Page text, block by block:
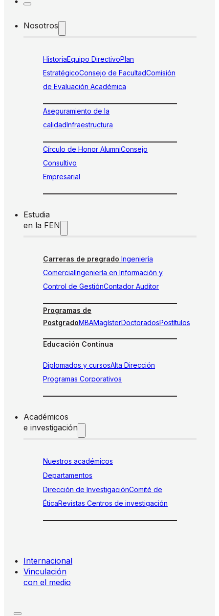
Nosotros
HistoriaEquipo DirectivoPlan
EstratégicoConsejo de FacultadComisión
de Evaluación Académica
Aseguramiento de la
calidadInfraestructura
Círculo de Honor AlumniConsejo
Consultivo
Empresarial
Estudia
en la FEN
Carreras de pregrado Ingeniería
ComercialIngeniería en Información y
Control de GestiónContador Auditor
Programas de
PostgradoMBAMagísterDoctoradosPostítulos
Educación Continua
Diplomados y cursosAlta Dirección
Programas Corporativos
Académicos
e investigación
Nuestros académicos
Departamentos
Dirección de InvestigaciónComité de
ÉticaRevistas Centros de investigación
Internacional
Vinculación
con el medio